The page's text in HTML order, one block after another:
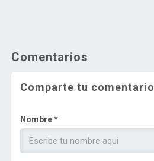
Comentarios
Comparte tu comentario
Nombre *